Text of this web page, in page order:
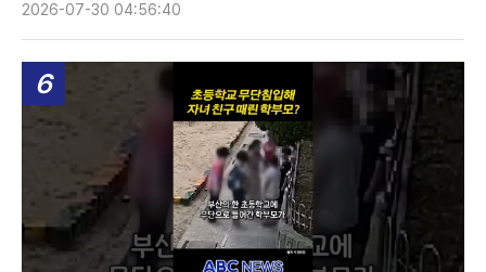
2026-07-30 04:56:40
6